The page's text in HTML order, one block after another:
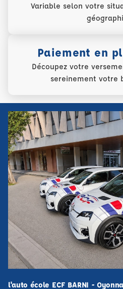
Variable selon votre
Paiement en
Découpez votre
sereinement votre
l'auto école ECF BARNI -